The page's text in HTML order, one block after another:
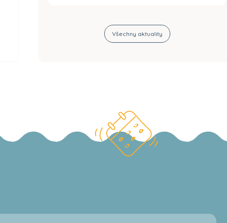
Všechny aktuality